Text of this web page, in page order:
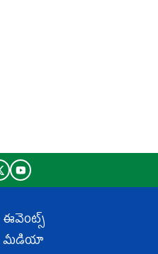
ఈవెంట్స్
మీడియా